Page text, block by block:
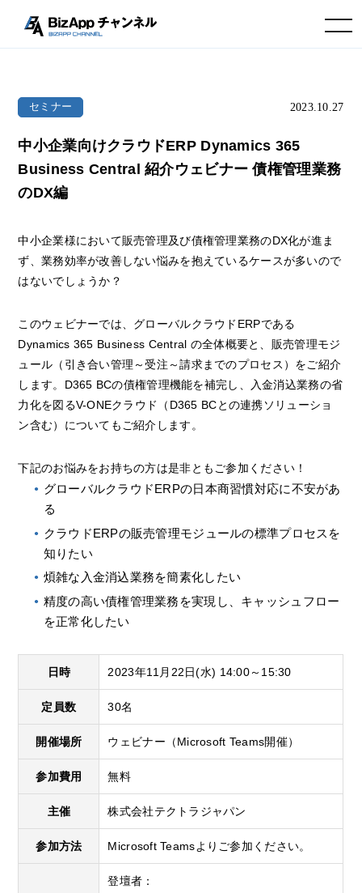
toggle navigation
セミナー 2023.10.27
中小企業向けクラウドERP Dynamics 365
Business Central 紹介ウェビナー 債権管理業務
のDX編
中小企業様において販売管理及び債権管理業務のDX化が進ま
ず、業務効率が改善しない悩みを抱えているケースが多いので
はないでしょうか？
このウェビナーでは、グローバルクラウドERPである
Dynamics 365 Business Central の全体概要と、販売管理モジ
ュール（引き合い管理～受注～請求までのプロセス）をご紹介
します。D365 BCの債権管理機能を補完し、入金消込業務の省
力化を図るV-ONEクラウド（D365 BCとの連携ソリューショ
ン含む）についてもご紹介します。
下記のお悩みをお持ちの方は是非ともご参加ください！
グローバルクラウドERPの日本商習慣対応に不安があ
る
クラウドERPの販売管理モジュールの標準プロセスを
知りたい
煩雑な入金消込業務を簡素化したい
精度の高い債権管理業務を実現し、キャッシュフロー
を正常化したい
日時 2023年11月22日(水) 14:00～15:30
定員数 30名
開催場所 ウェビナー（Microsoft Teams開催）
参加費用 無料
主催 株式会社テクトラジャパン
参加方法 Microsoft Teamsよりご参加ください。
登壇者：